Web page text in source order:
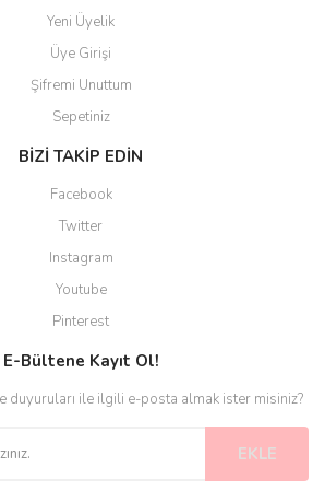
Yeni Üyelik
Üye Girişi
Şifremi Unuttum
Sepetiniz
BİZİ TAKİP EDİN
Facebook
Twitter
Instagram
Youtube
Pinterest
E-Bültene Kayıt Ol!
duyuruları ile ilgili e-posta almak ister misiniz?
EKLE